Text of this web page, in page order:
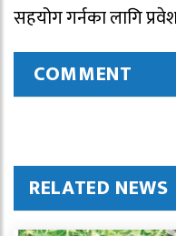
सहयोग गर्नका लागि
COMMENT
RELATED NEWS